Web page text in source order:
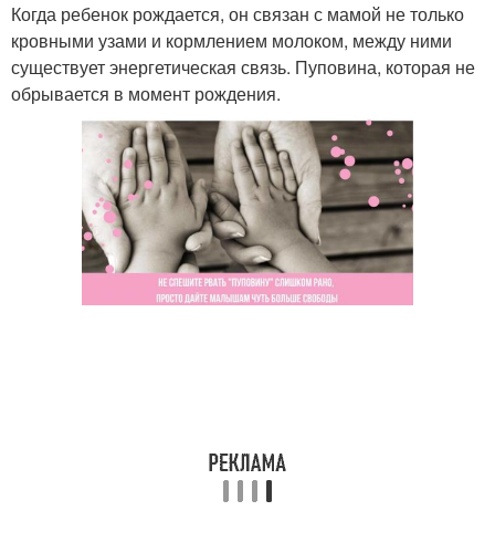
Когда ребенок рождается, он связан с мамой не только
кровными узами и кормлением молоком, между ними
существует энергетическая связь. Пуповина, которая не
обрывается в момент рождения.